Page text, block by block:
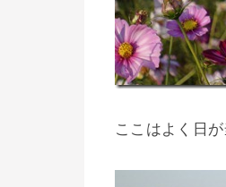
ここはよく日